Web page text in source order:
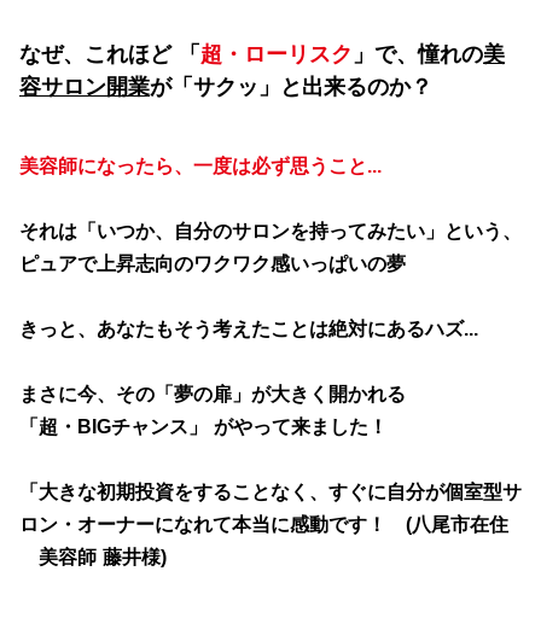
なぜ、これほど 「 超・ローリスク 」で、憧れの美
容サロン開業が「サクッ」と出来るのか？
美容師になったら、一度は必ず思うこと...
それは「いつか、自分のサロンを持ってみたい」という、
ピュアで上昇志向のワクワク感いっぱいの夢
きっと、あなたもそう考えたことは絶対にあるハズ...
まさに今、その「夢の扉」が大きく開かれる
「超・BIGチャンス」 がやって来ました！
「大きな初期投資をすることなく、すぐに自分が個室型サ
ロン・オーナーになれて本当に感動です！ (八尾市在住
美容師 藤井様)